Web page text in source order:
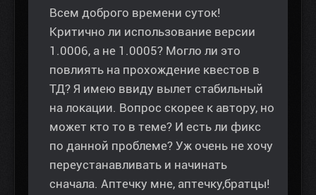
Всем доброго времени суток!
Критично ли использование версии
1.0006, а не 1.0005? Могло ли это
повлиять на прохождение квестов в
ТД? Я имею ввиду вылет стабильный
на локации. Вопрос скорее к автору, но
может кто то в теме? И есть ли фикс
по данной проблеме? Уж очень не хочу
переустанавливать и начинать
сначала. Аптечку мне, аптечку,братцы!